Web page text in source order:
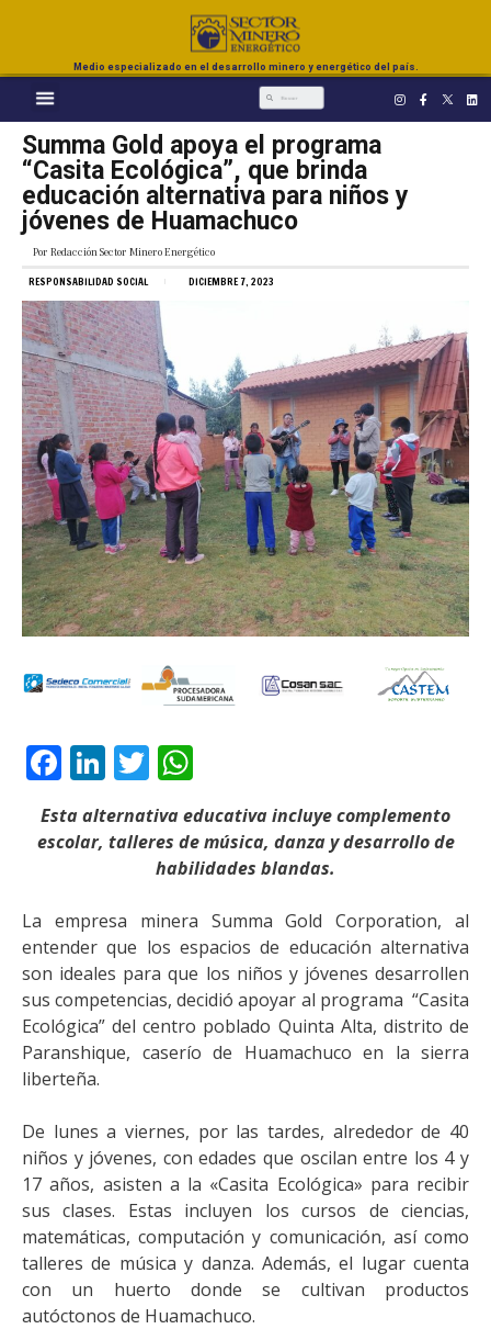
Medio especializado en el desarrollo minero y energético del país.
Summa Gold apoya el programa
“Casita Ecológica”, que brinda
educación alternativa para niños y
jóvenes de Huamachuco
Por Redacción Sector Minero Energético
RESPONSABILIDAD SOCIAL DICIEMBRE 7, 2023
Facebook
LinkedIn
Twitter
Esta alternativa educativa incluye complemento
escolar, talleres de música, danza y desarrollo de
habilidades blandas.
La empresa minera Summa Gold Corporation, al
entender que los espacios de educación alternativa
son ideales para que los niños y jóvenes desarrollen
sus competencias, decidió apoyar al programa “Casita
Ecológica” del centro poblado Quinta Alta, distrito de
Paranshique, caserío de Huamachuco en la sierra
liberteña.
De lunes a viernes, por las tardes, alrededor de 40
niños y jóvenes, con edades que oscilan entre los 4 y
17 años, asisten a la «Casita Ecológica» para recibir
sus clases. Estas incluyen los cursos de ciencias,
matemáticas, computación y comunicación, así como
talleres de música y danza. Además, el lugar cuenta
con un huerto donde se cultivan productos
autóctonos de Huamachuco.